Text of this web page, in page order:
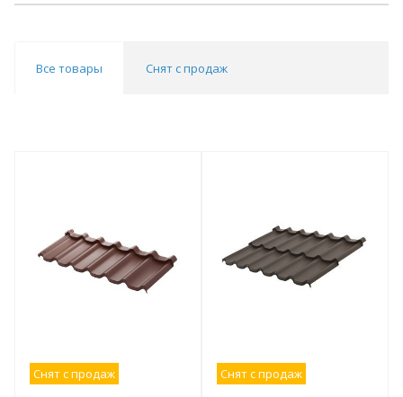
Все товары Снят с продаж
Снят с продаж Снят с продаж